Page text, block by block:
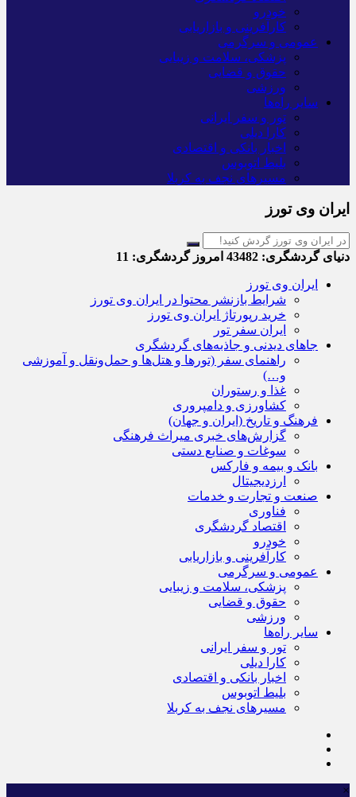
خودرو
کارآفرینی و بازاریابی
عمومی و سرگرمی
پزشکی، سلامت و زیبایی
حقوق و قضایی
ورزشی
سایر راه‌ها
تور و سفر ایرانی
کارا دیلی
اخبار بانکی و اقتصادی
بلیط اتوبوس
مسیرهای نجف به کربلا
ایران وی تورز
دنیای گردشگری: امروز گردشگری:
ایران وی تورز
شرایط بازنشر محتوا در ایران وی تورز
خرید رپورتاژ ایران وی تورز
ایران سفر تور
جاهای دیدنی و جاذبه‌های گردشگری
راهنمای سفر (تورها و هتل‌ها و حمل‌و‌نقل و آموزشی
و…)
غذا و رستوران
کشاورزی و دامپروری
فرهنگ و تاریخ (ایران و جهان)
گزارش‌های خبری میراث فرهنگی
سوغات و صنایع دستی
بانک و بیمه و فارکس
ارزدیجیتال
صنعت و تجارت و خدمات
فناوری
اقتصاد گردشگری
خودرو
کارآفرینی و بازاریابی
عمومی و سرگرمی
پزشکی، سلامت و زیبایی
حقوق و قضایی
ورزشی
سایر راه‌ها
تور و سفر ایرانی
کارا دیلی
اخبار بانکی و اقتصادی
بلیط اتوبوس
مسیرهای نجف به کربلا
×